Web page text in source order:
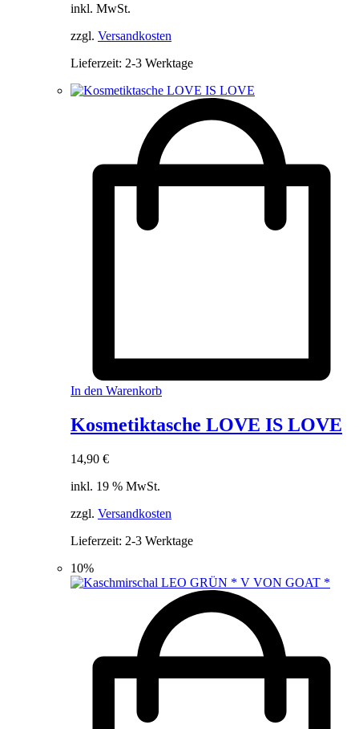
auf
der
Produktseite
gewählt
werden
war:
inkl. MwSt.
zzgl. Versandkosten
Lieferzeit: 2-3 Werktage
In den Warenkorb
Kosmetiktasche LOVE IS LOVE
14,90 €
inkl. 19 % MwSt.
zzgl. Versandkosten
Lieferzeit: 2-3 Werktage
10%